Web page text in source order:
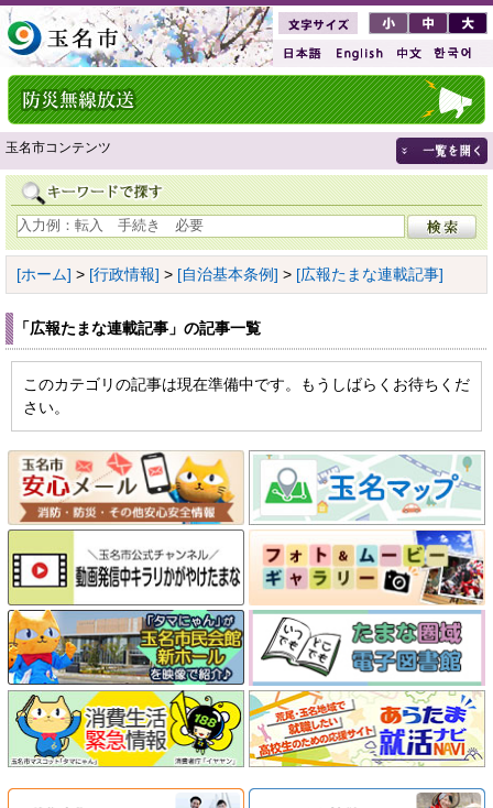
玉名市コンテンツ
[ホーム] > [行政情報] > [自治基本条例] > [広報たまな連載記事]
「広報たまな連載記事」の記事一覧
このカテゴリの記事は現在準備中です。もうしばらくお待ちくだ
さい。